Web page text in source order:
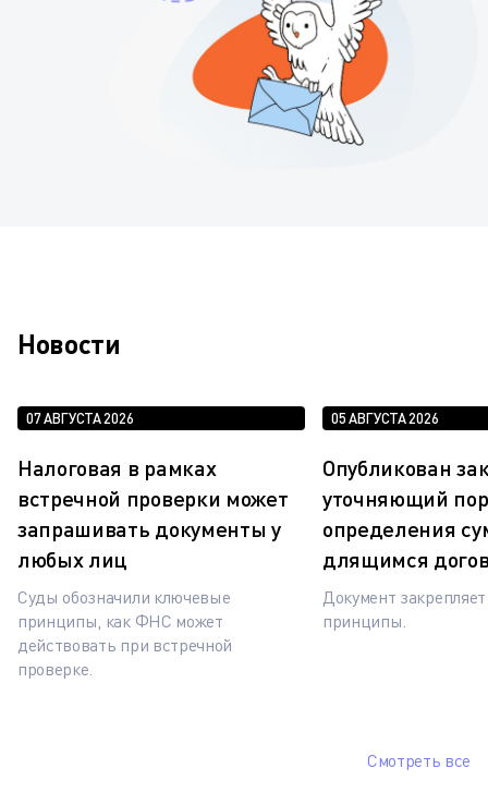
Новости
07 АВГУСТА 2026
Налоговая в рамках
встречной проверки может
запрашивать документы у
любых лиц
Суды обозначили ключевые
принципы, как ФНС может
действовать при встречной
проверке.
05 АВГУСТА 2026
Опубликован
уточняющий
определения
длящимся
Документ
принципы.
Смотреть все